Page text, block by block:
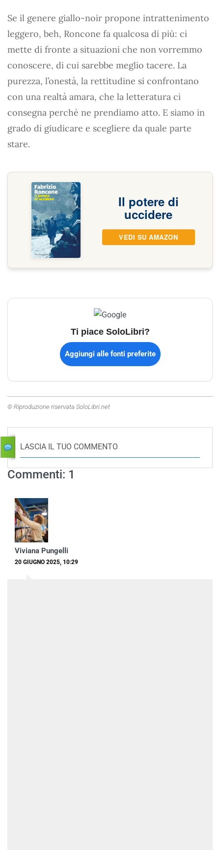
Se il genere giallo-noir propone intrattenimento
leggero, beh, Roncone fa qualcosa di più: ci
mette di fronte a situazioni che non vorremmo
conoscere, di cui sarebbe meglio tacere. La
purezza, l’onestà, la rettitudine si confrontano
con una realtà amara, che la letteratura ci
consegna perché ne prendiamo atto. E siamo in
grado di giudicare e scegliere da quale parte
stare.
Il potere di
uccidere
VEDI SU AMAZON
Ti piace SoloLibri?
Aggiungi alle fonti preferite
© Riproduzione riservata SoloLibri.net
LASCIA IL TUO COMMENTO
Commenti: 1
Viviana Pungelli
20 GIUGNO 2025, 10:29